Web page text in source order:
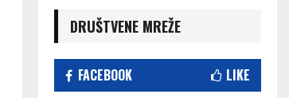
DRUŠTVENE MREŽE
FACEBOOK LIKE